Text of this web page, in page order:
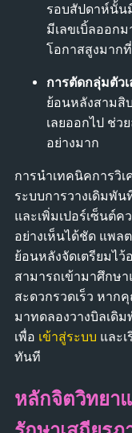
รอบสัปดาห์นั้น
มีเลขเบิ้ลออก
โอกาสสูงมาก
การตัดกลุ่มตัว
ย้อนหลังสามสิ
เลยออกไป ช่ว
อย่างมาก
การนำเทคนิคการวิ
ระบบการวางเดิมพั
และเพิ่มเปอร์เซ็นต์
อย่างเห็นได้ชัด แพล
ย้อนหลังจัดเตรียมไ
สามารถเข้ามาศึกษ
สะดวกรวดเร็ว หาก
มาทดลองวางบิลเดิ
เพื่อ เข้าสู่ระบบ และ
ทันที
หลักจิตวิทยา